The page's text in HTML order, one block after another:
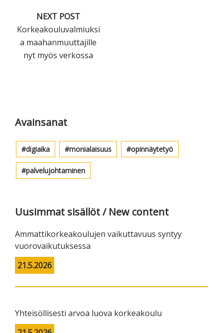
NEXT POST
Korkeakouluvalmiuksi
a maahanmuuttajille
nyt myös verkossa
Avainsanat
digiaika monialaisuus opinnäytetyö
palvelujohtaminen
Uusimmat sisällöt / New content
Ammattikorkeakoulujen vaikuttavuus syntyy
vuorovaikutuksessa
21.5.2026
Yhteisöllisesti arvoa luova korkeakoulu